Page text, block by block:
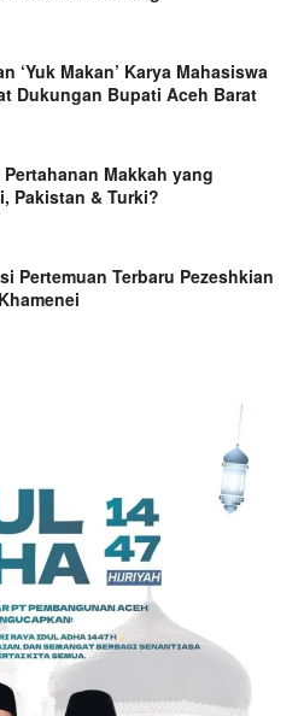
‘Yuk Makan’ Karya Mahasiswa
Dukungan Bupati Aceh Barat
Makkah yang
Pakistan & Turki?
Pertemuan Terbaru Pezeshkian